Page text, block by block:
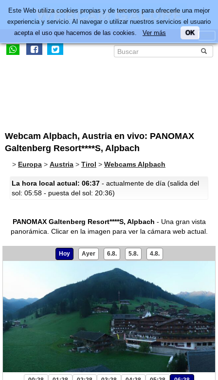
Webcam Alpbach, Austria en vivo: PANOMAX
Galtenberg Resort****S, Alpbach
> Europa > Austria > Tirol > Webcams Alpbach
La hora local actual: 06:37 - actualmente de día (salida del
sol: 05:58 - puesta del sol: 20:36)
PANOMAX Galtenberg Resort****S, Alpbach - Una gran vista
panorámica. Clicar en la imagen para ver la cámara web actual.
Hoy Ayer 6.8. 5.8. 4.8.
Este Web utiliza cookies propias y de terceros para ofrecerle una mejor
experiencia y servicio. Al navegar o utilizar nuestros servicios el usuario
acepta el uso que hacemos de las cookies. Ver más OK